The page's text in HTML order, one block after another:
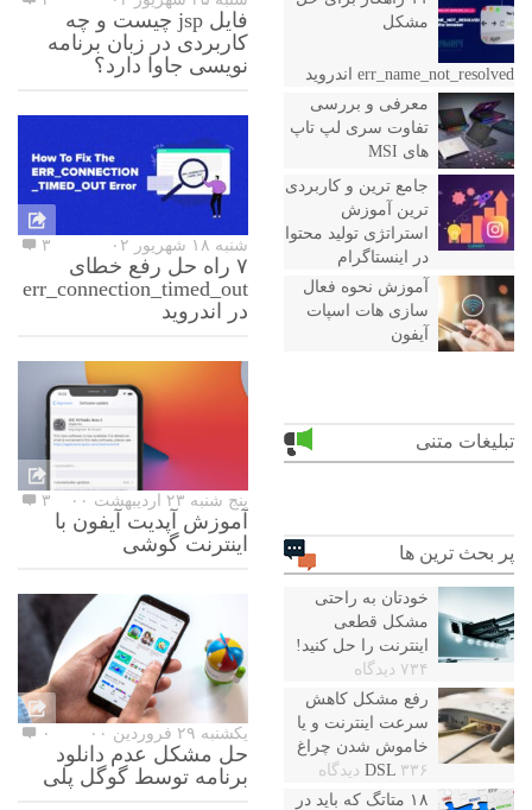
مشکل
err_name_not_resolved اندروید
معرفی و بررسی
تفاوت سری لپ تاپ
های MSI
جامع ترین و کاربردی
ترین آموزش
استراتژی تولید محتوا
در اینستاگرام
آموزش نحوه فعال
سازی هات اسپات
آیفون
تبلیغات متنی
پر بحث ترین ها
خودتان به راحتی
مشکل قطعی
اینترنت را حل کنید!
۷۳۴ دیدگاه
رفع مشکل کاهش
سرعت اینترنت و یا
خاموش شدن چراغ
DSL ۳۳۶ دیدگاه
۱۸ متاتگ که باید در
فایل jsp چیست و چه
کاربردی در زبان برنامه
نویسی جاوا دارد؟
شنبه ۱۸ شهریور ۰۲ ۳
۷ راه حل رفع خطای
err_connection_timed_out
در اندروید
پنج شنبه ۲۳ اردیبهشت ۰۰ ۳
آموزش آپدیت آیفون با
اینترنت گوشی
یکشنبه ۲۹ فروردین ۰۰ ۰
حل مشکل عدم دانلود
برنامه توسط گوگل پلی